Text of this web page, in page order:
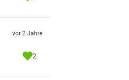
vor 2 Jahre
2